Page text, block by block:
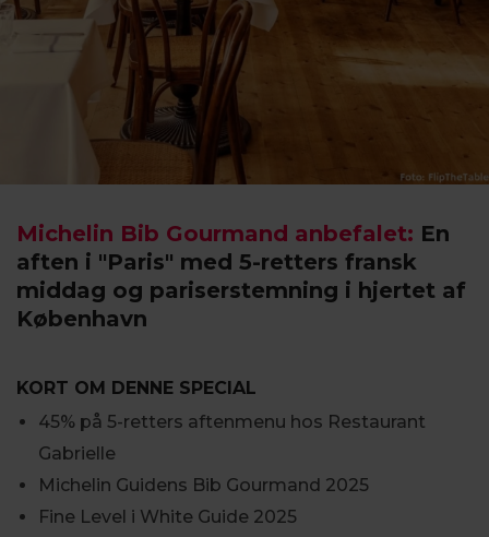
Michelin Bib Gourmand anbefalet: En
aften i "Paris" med 5-retters fransk
middag og pariserstemning i hjertet af
København
KORT OM DENNE SPECIAL
45% på 5-retters aftenmenu hos Restaurant
Gabrielle
Michelin Guidens Bib Gourmand 2025
Fine Level i White Guide 2025